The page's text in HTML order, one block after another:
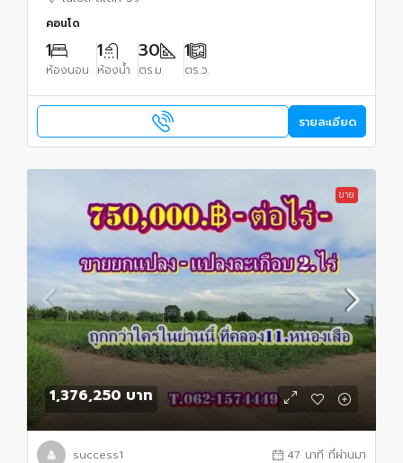
คอนโด
1
ห้องนอน
1
ห้องน้ำ
30
ตร.ม.
1
ตร.ว.
รายละเอียด
ขาย
1,376,250 บาท
success1 47 นาที ที่ผ่านมา